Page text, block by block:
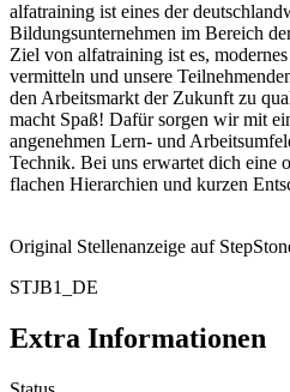
alfatraining ist eines der
Bildungsunternehmen im Bereich
Ziel von alfatraining ist es,
vermitteln und unsere
den Arbeitsmarkt der Zukunft zu
macht Spaß! Dafür sorgen wir mit
angenehmen Lern- und
Technik. Bei uns erwartet dich eine
flachen Hierarchien und kurzen
Original Stellenanzeige auf
STJB1_DE
Extra Informationen